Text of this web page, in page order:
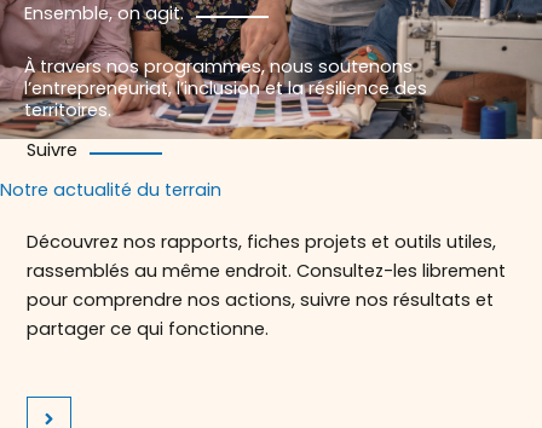
Ensemble, on agit.
À travers nos programmes, nous soutenons
l’entrepreneuriat, l’inclusion et la résilience des
territoires.
Suivre
Notre actualité du terrain
Découvrez nos rapports, fiches projets et outils utiles,
rassemblés au même endroit. Consultez-les librement
pour comprendre nos actions, suivre nos résultats et
partager ce qui fonctionne.